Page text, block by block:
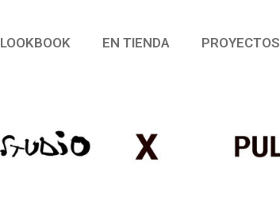
LOOKBOOK EN TIENDA PROYECTOS